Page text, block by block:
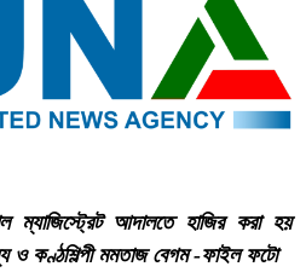
ম্যাজিস্ট্রেট আদালতে হাজির করা হয়
ও কণ্ঠশিল্পী মমতাজ বেগম -ফাইল ফটো